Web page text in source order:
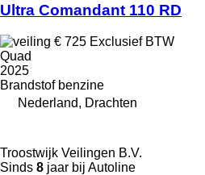
Ultra Comandant 110 RD
€ 725 Exclusief BTW
Quad
2025
Brandstof benzine
Nederland, Drachten
Troostwijk Veilingen B.V.
Sinds 8 jaar bij Autoline